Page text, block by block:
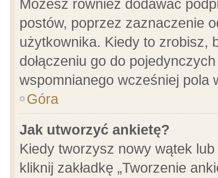
Możesz również dodawać
postów, poprzez zaznaczenie
użytkownika. Kiedy to zrobisz,
dołączeniu go do
wspomnianego wcześniej pola
Góra
Jak utworzyć ankietę?
Kiedy tworzysz nowy wątek
kliknij zakładkę „Tworzenie